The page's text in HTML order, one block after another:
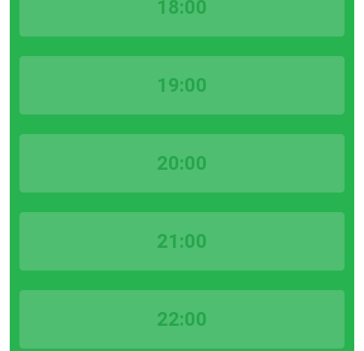
18:00
19:00
20:00
21:00
22:00